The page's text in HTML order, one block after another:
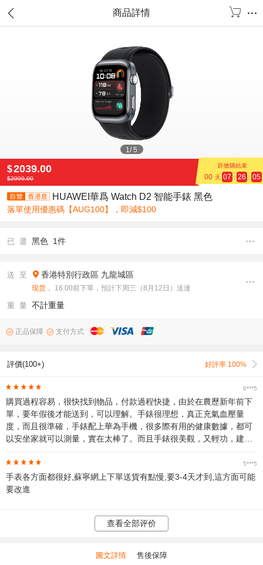
商品詳情
1/5
$2039.00 距搶購結束
00 天 07 : 26 : 05
$2999.00
HUAWEI華爲 Watch D2 智能手錶 黑色
落單使用優惠碼【AUG100】，即減$100
已 選 黑色 1件
送 至 香港特別行政區 九龍城區
现货 ， 16:00前下單，預計下周三（8月12日）送達
重 量 不計重量
正品保障 支付方式
評價(100+) 好評率 100%
6***5
購買過程容易，很快找到物品，付款過程快捷，由於在農歷新年前下
單，要年假後才能送到，可以理解。手錶很理想，真正充氣血壓量
度，而且很準確，手錶配上華為手機，很多際有用的健康數據，都可
以安坐家就可以測量，實在太棒了。而且手錶很美觀，又輕功，建議
5***5
手表各方面都很好,蘇寧網上下單送貨有點慢,要3-4天才到,這方面可能
要改進
查看全部评价
圖文詳情 售後保障